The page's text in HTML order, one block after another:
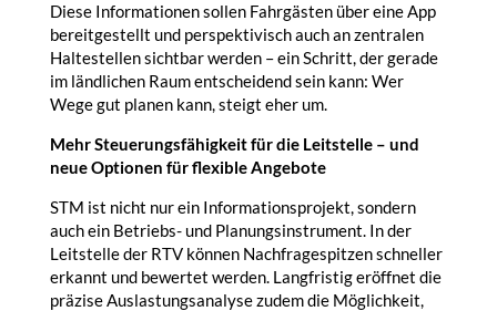
Diese Informationen sollen Fahrgästen über eine App
bereitgestellt und perspektivisch auch an zentralen
Haltestellen sichtbar werden – ein Schritt, der gerade
im ländlichen Raum entscheidend sein kann: Wer
Wege gut planen kann, steigt eher um.
Mehr Steuerungsfähigkeit für die Leitstelle – und
neue Optionen für flexible Angebote
STM ist nicht nur ein Informationsprojekt, sondern
auch ein Betriebs- und Planungsinstrument. In der
Leitstelle der RTV können Nachfragespitzen schneller
erkannt und bewertet werden. Langfristig eröffnet die
präzise Auslastungsanalyse zudem die Möglichkeit,